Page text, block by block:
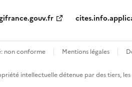
non conforme Mentions légales
intellectuelle détenue par des tiers,